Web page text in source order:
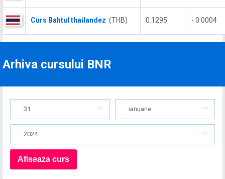
Curs Bahtul thailandez (THB) 0.1295 - 0.0004
Arhiva cursului BNR
31 ianuarie
2024